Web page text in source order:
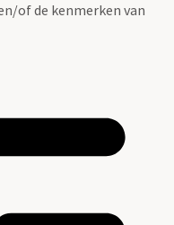
of de kenmerken van